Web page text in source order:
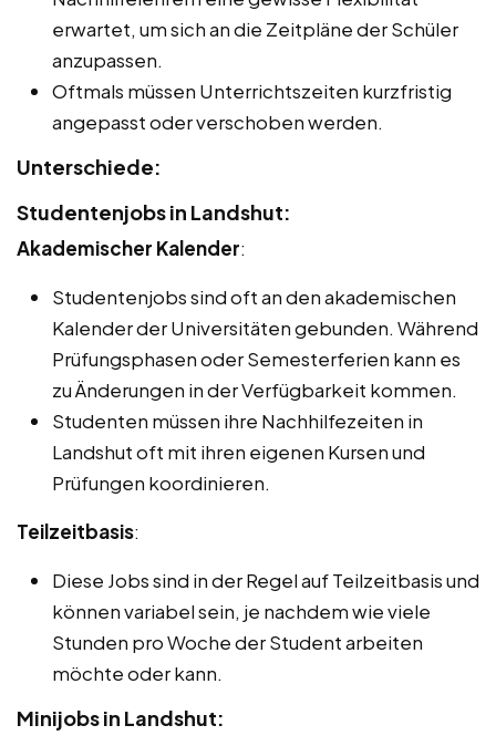
erwartet, um sich an die Zeitpläne der Schüler
anzupassen.
Oftmals müssen Unterrichtszeiten kurzfristig
angepasst oder verschoben werden.
Unterschiede:
Studentenjobs in Landshut:
Akademischer Kalender:
Studentenjobs sind oft an den akademischen
Kalender der Universitäten gebunden. Während
Prüfungsphasen oder Semesterferien kann es
zu Änderungen in der Verfügbarkeit kommen.
Studenten müssen ihre Nachhilfezeiten in
Landshut oft mit ihren eigenen Kursen und
Prüfungen koordinieren.
Teilzeitbasis:
Diese Jobs sind in der Regel auf Teilzeitbasis und
können variabel sein, je nachdem wie viele
Stunden pro Woche der Student arbeiten
möchte oder kann.
Minijobs in Landshut: